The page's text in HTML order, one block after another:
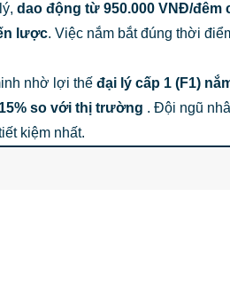
dao động từ 950.000 VNĐ/
lược. Việc nắm bắt đúng thời
nhờ lợi thế đại lý cấp 1 (F1)
so với thị trường . Đội ngũ
kiệm nhất.